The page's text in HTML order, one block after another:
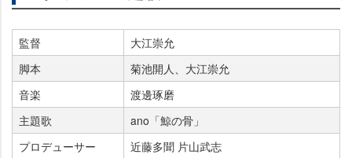
監督
大江崇允
脚本
菊池開人、大江崇允
音楽
渡邊琢磨
主題歌
ano「鯨の骨」
プロデューサー
近藤多聞 片山武志